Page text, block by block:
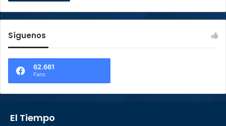
Síguenos
62.661
Fans
El Tiempo